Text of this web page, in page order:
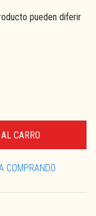
pueden diferir
COMPRANDO